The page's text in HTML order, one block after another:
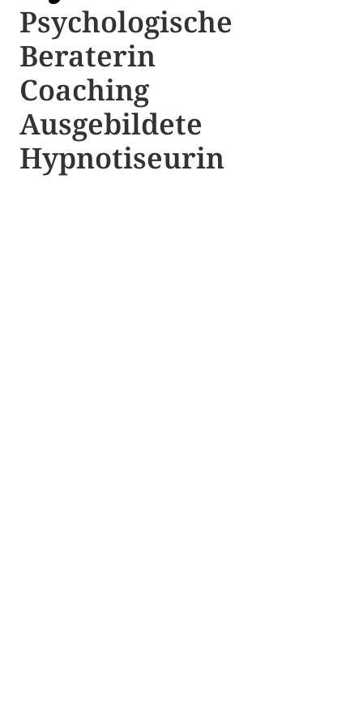
Psychologische ​​
Beraterin
Coaching
Ausgebildete​ ​
Hypnotiseurin